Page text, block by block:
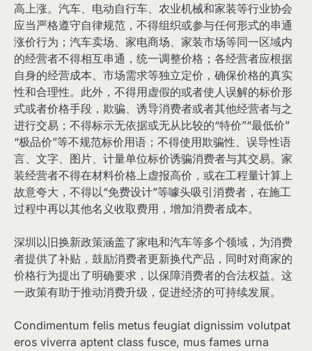
高上涨。汽车、电动自行车、农业机械和家装等行业协会
应当严格遵守自律规范，不得组织或参与任何形式的串通
涨价行为；汽车卖场、家电商场、家装市场等同一区域内
的经营者不得相互串通，统一调整价格；各经营者应根据
自身的经营成本、市场需求等独立定价，确保价格的真实
性和合理性。此外，不得用虚假的或者使人误解的标价形
式或者价格手段，欺骗、诱导消费者或者其他经营者与之
进行交易；不得标示无依据或无从比较的“特价”“最低价”
“极品价”等不规范标价用语；不得使用欺骗性、误导性语
言、文字、图片、计量单位标价诱骗消费者与其交易。家
装经营者不得在材料价格上虚报高价，或在工程量计算上
故意夸大，不得以“免费设计”等噱头吸引消费者，在施工
过程中再以其他名义收取费用，增加消费者成本。
深圳以旧换新政策涵盖了家电和汽车等多个领域，为消费
者提供了补贴，鼓励消费者更新换代产品，同时对商家的
价格行为提出了明确要求，以保障消费者的合法权益。这
一政策有助于推动消费升级，促进经济的可持续发展。
Condimentum felis metus feugiat dignissim volutpat
eros viverra aptent class fusce, mus fames urna